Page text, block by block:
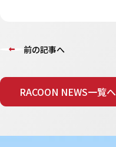
前の記事へ
RACOON NEWS一覧へ